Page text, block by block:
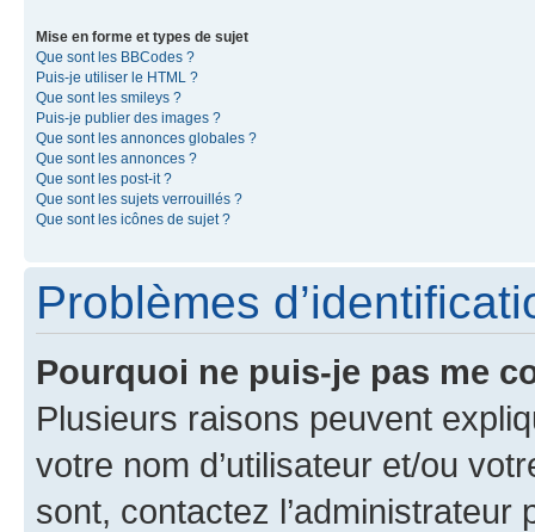
Mise en forme et types de sujet
Que sont les BBCodes ?
Puis-je utiliser le HTML ?
Que sont les smileys ?
Puis-je publier des images ?
Que sont les annonces globales ?
Que sont les annonces ?
Que sont les post-it ?
Que sont les sujets verrouillés ?
Que sont les icônes de sujet ?
Problèmes
Pourquoi ne puis-je pas me
Plusieurs raisons peuvent
votre nom d’utilisateur et/ou
sont, contactez l’administrateur